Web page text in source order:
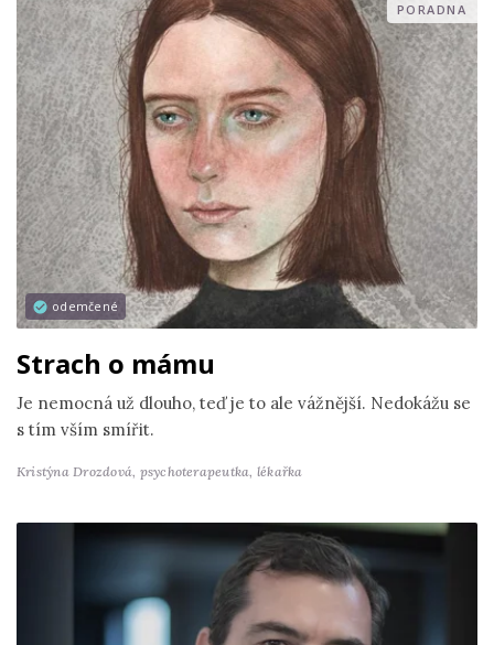
odemčené
PORADNA
Strach o mámu
Je nemocná už dlouho, teď je to ale vážnější. Nedokážu se
s tím vším smířit.
Kristýna Drozdová, psychoterapeutka, lékařka